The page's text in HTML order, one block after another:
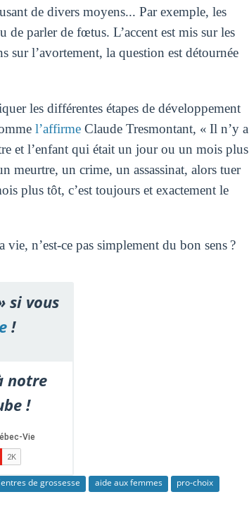
de divers moyens... Par exemple, les
de parler de fœtus. L’accent est mis sur les
sur l’avortement, la question est détournée
les différentes étapes de développement
l’affirmeClaude Tresmontant, « Il n’y a
et l’enfant qui était un jour ou un mois plus
meurtre, un crime, un assassinat, alors tuer
plus tôt, c’est toujours et exactement le
n’est-ce pas simplement du bon sens ?
si vous
!
notre
!
de grossesse aide aux femmes
pro-choix